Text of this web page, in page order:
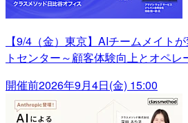
【9/4（金）東京】AIチームメイト
トセンター～顧客体験向上とオペ
開催前2026年9月4日(金) 15:00